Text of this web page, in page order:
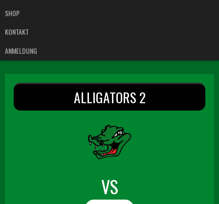
SHOP
KONTAKT
ANMELDUNG
ALLIGATORS 2
VS